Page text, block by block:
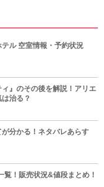
テル 空室情報・予約状況
ィ』のその後を解説！アリエ
治る？
が分かる！ネタバレあらす
覧！販売状況&値段まとめ！